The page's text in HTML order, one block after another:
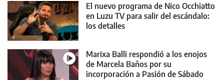
El nuevo programa de Nico Occhiatto
en Luzu TV para salir del escándalo:
los detalles
Marixa Balli respondió a los enojos
de Marcela Baños por su
incorporación a Pasión de Sábado